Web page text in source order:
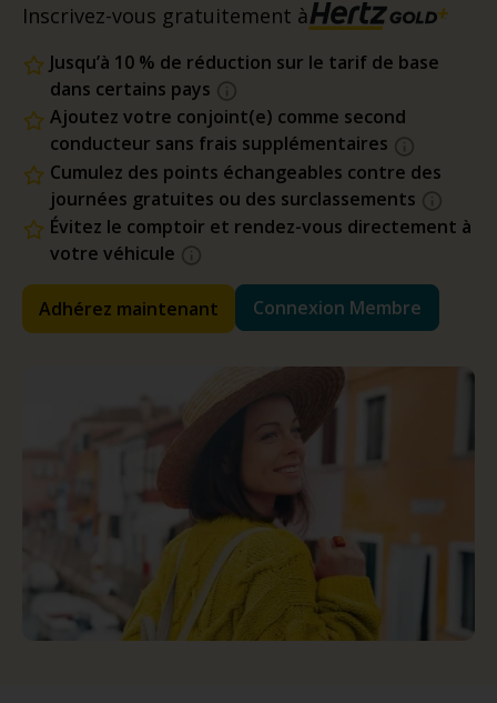
Inscrivez-vous gratuitement à
Jusqu’à 10 % de réduction sur le tarif de base
dans certains pays
Ajoutez votre conjoint(e) comme second
conducteur sans frais supplémentaires
Cumulez des points échangeables contre des
journées gratuites ou des surclassements
Évitez le comptoir et rendez-vous directement à
votre véhicule
Adhérez maintenant Connexion Membre